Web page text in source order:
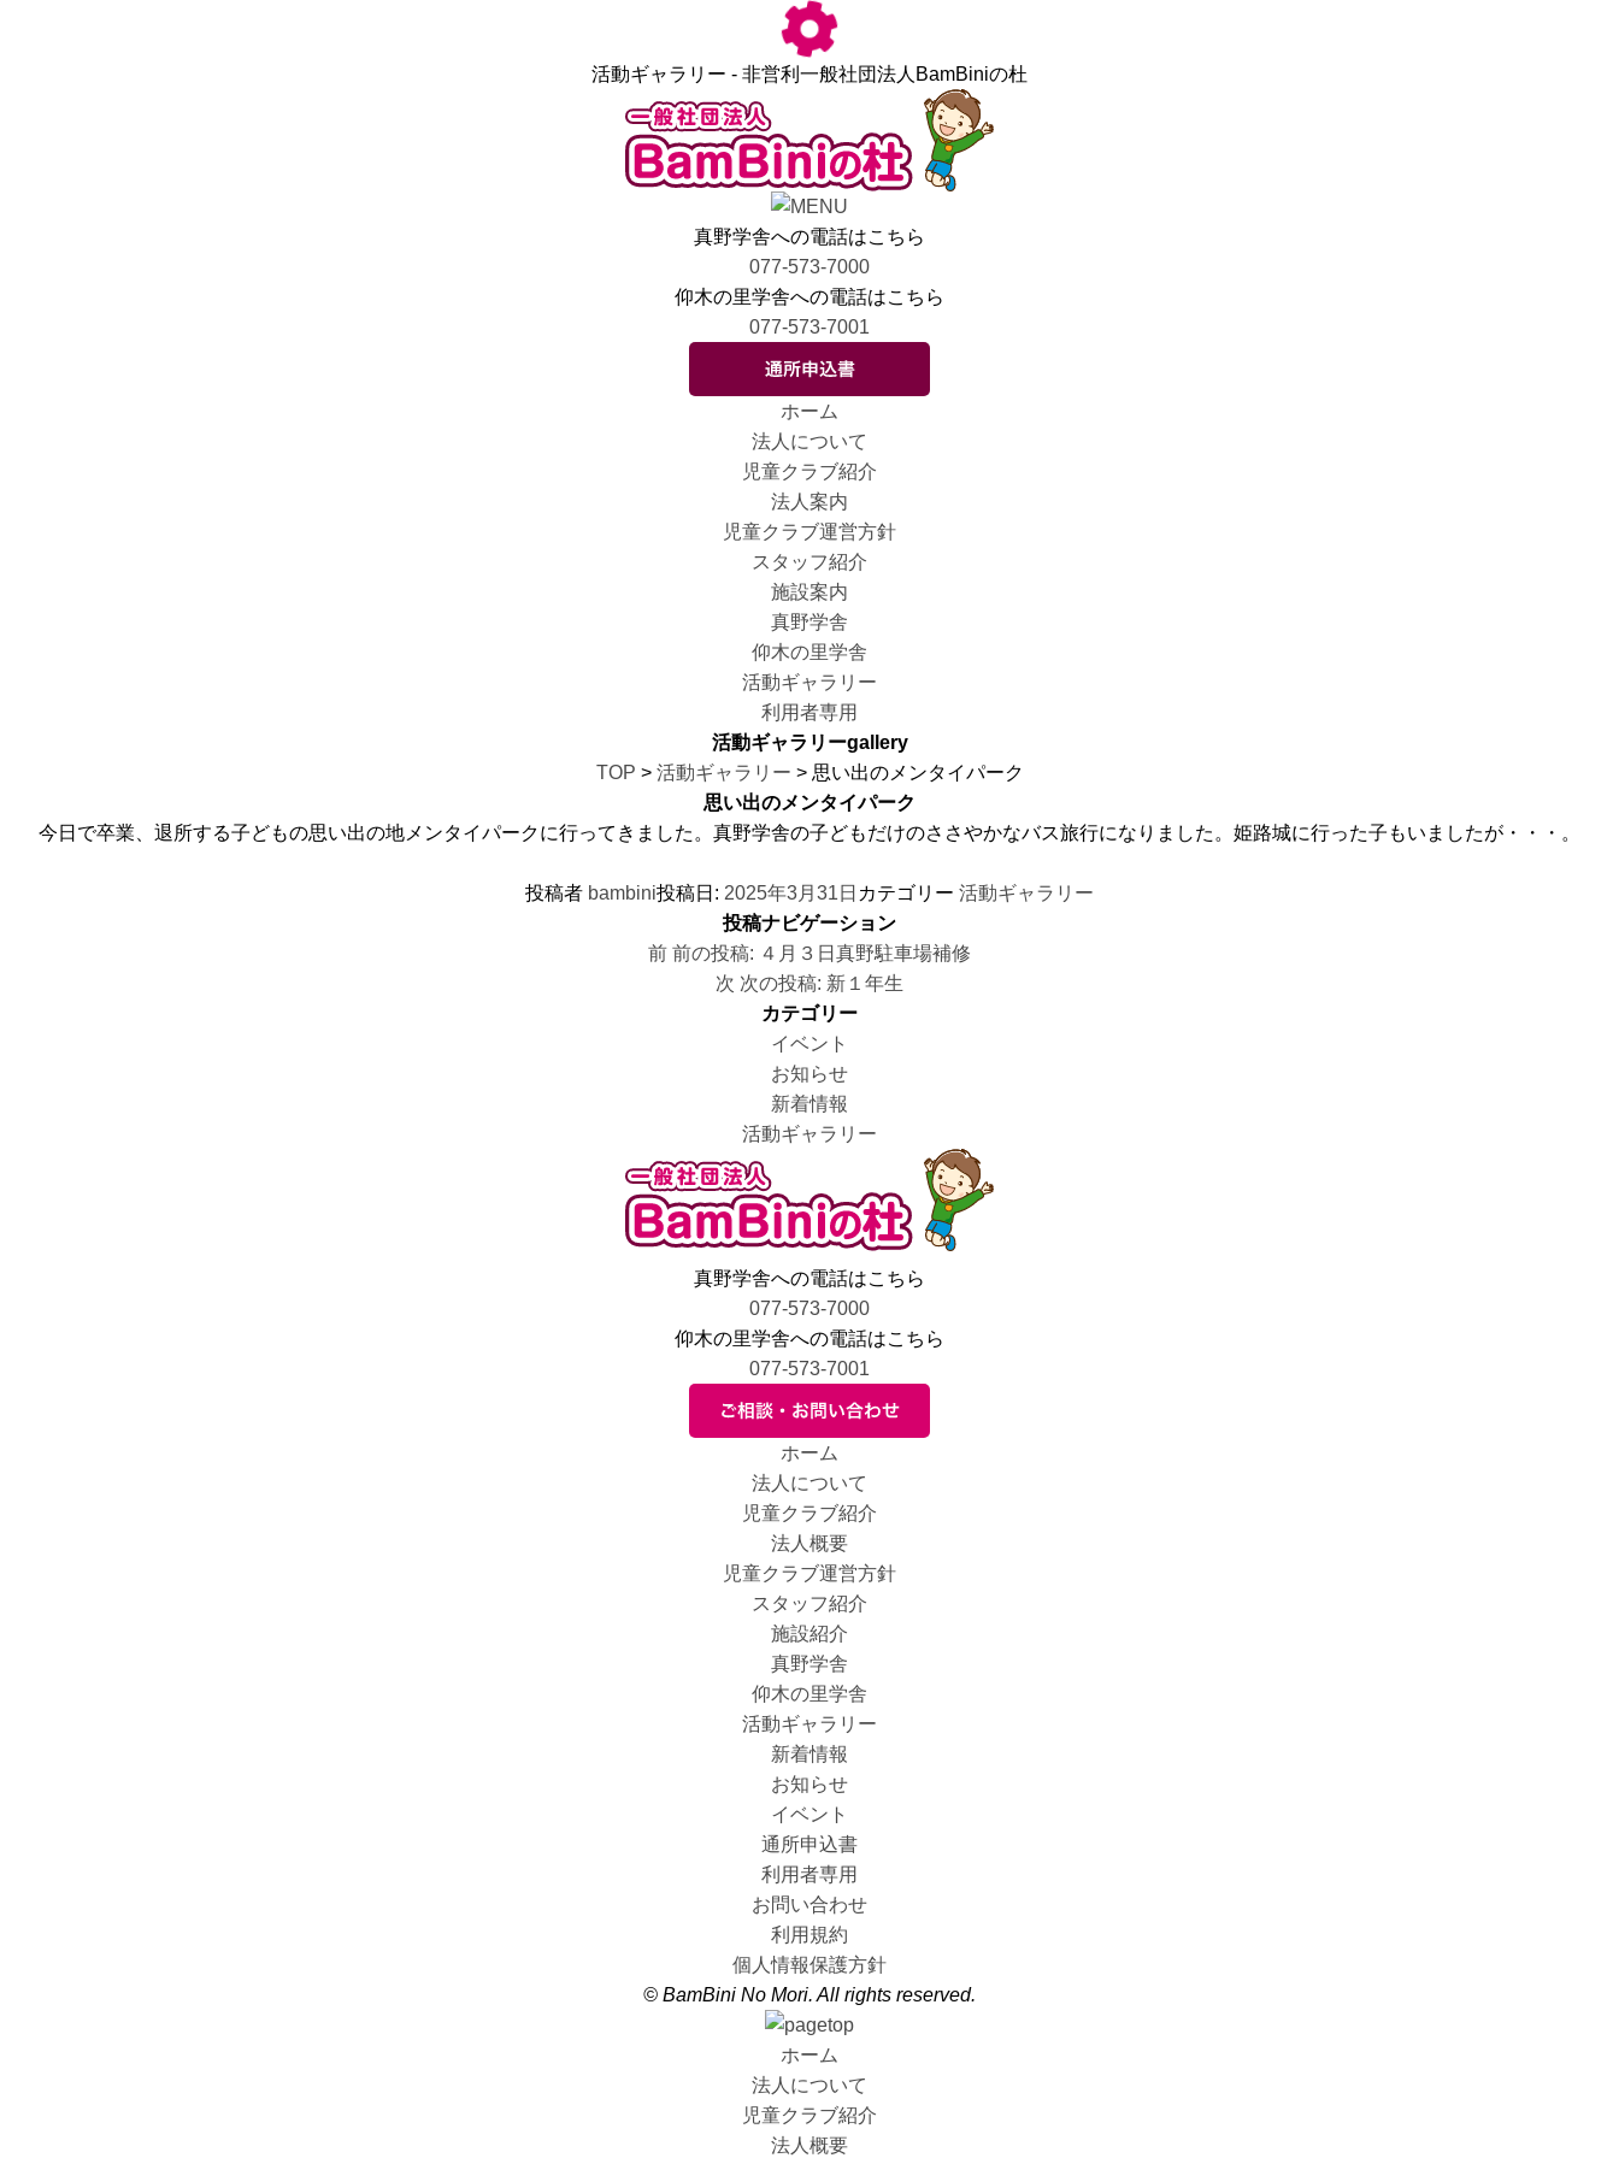
活動ギャラリー - 非営利一般社団法人BamBiniの杜
真野学舎への電話はこちら
077-573-7000
仰木の里学舎への電話はこちら
077-573-7001
ホーム
法人について
児童クラブ紹介
法人案内
児童クラブ運営方針
スタッフ紹介
施設案内
真野学舎
仰木の里学舎
活動ギャラリー
利用者専用
活動ギャラリーgallery
TOP > 活動ギャラリー > 思い出のメンタイパーク
思い出のメンタイパーク
今日で卒業、退所する子どもの思い出の地メンタイパークに行ってきました。真野学舎の子どもだけのささやかなバス旅行になりました。姫路城に行った子もいましたが・・・。
投稿者 bambini投稿日: 2025年3月31日 カテゴリー 活動ギャラリー
投稿ナビゲーション
前 前の投稿: ４月３日真野駐車場補修
次 次の投稿: 新１年生
カテゴリー
イベント
お知らせ
新着情報
活動ギャラリー
真野学舎への電話はこちら
077-573-7000
仰木の里学舎への電話はこちら
077-573-7001
ホーム
法人について
児童クラブ紹介
法人概要
児童クラブ運営方針
スタッフ紹介
施設紹介
真野学舎
仰木の里学舎
活動ギャラリー
新着情報
お知らせ
イベント
通所申込書
利用者専用
お問い合わせ
利用規約
個人情報保護方針
© BamBini No Mori. All rights reserved.
ホーム
法人について
児童クラブ紹介
法人概要